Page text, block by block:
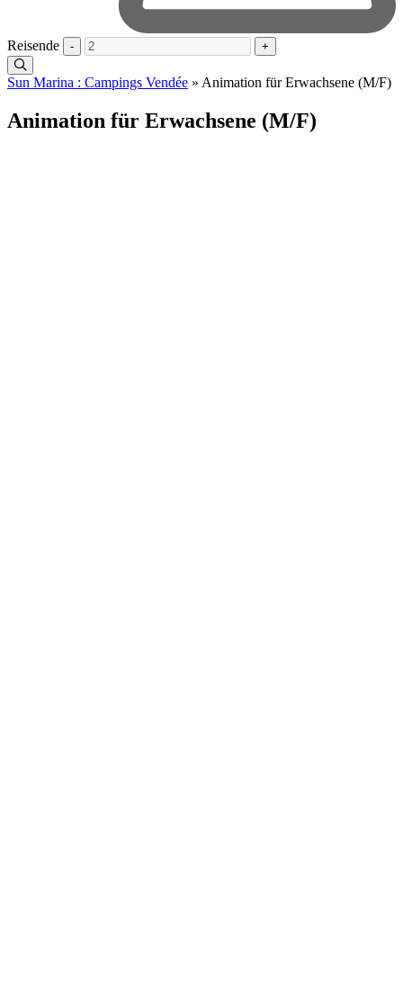
Reisende - +
Sun Marina : Campings Vendée » Animation für Erwachsene (M/F)
Animation für Erwachsene (M/F)